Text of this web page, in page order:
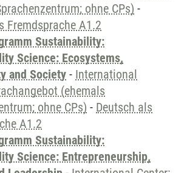
ohne CPs) -
Fremdsprache A1.2
Sustainability:
Science: Ecosystems,
and Society - International
(ehemals
ohne CPs) - Deutsch als
A1.2
Sustainability:
Science: Entrepreneurship,